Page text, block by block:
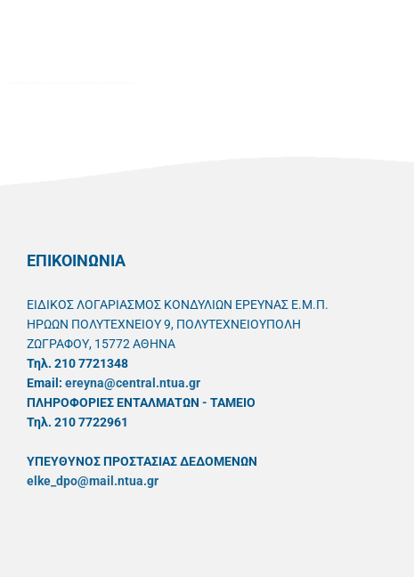
ΕΠΙΚΟΙΝΩΝΙΑ
ΕΙΔΙΚΟΣ ΛΟΓΑΡΙΑΣΜΟΣ ΚΟΝΔΥΛΙΩΝ ΕΡΕΥΝΑΣ Ε.Μ.Π.
ΗΡΩΩΝ ΠΟΛΥΤΕΧΝΕΙΟΥ 9, ΠΟΛΥΤΕΧΝΕΙΟΥΠΟΛΗ
ΖΩΓΡΑΦΟΥ, 15772 ΑΘΗΝΑ
Τηλ. 210 7721348
Email: ereyna@central.ntua.gr
ΠΛΗΡΟΦΟΡΙΕΣ ΕΝΤΑΛΜΑΤΩΝ - ΤΑΜΕΙΟ
Τηλ. 210 7722961
ΥΠΕΥΘYΝΟΣ ΠΡΟΣΤΑΣΙΑΣ ΔΕΔΟΜΕΝΩΝ
elke_dpo@mail.ntua.gr